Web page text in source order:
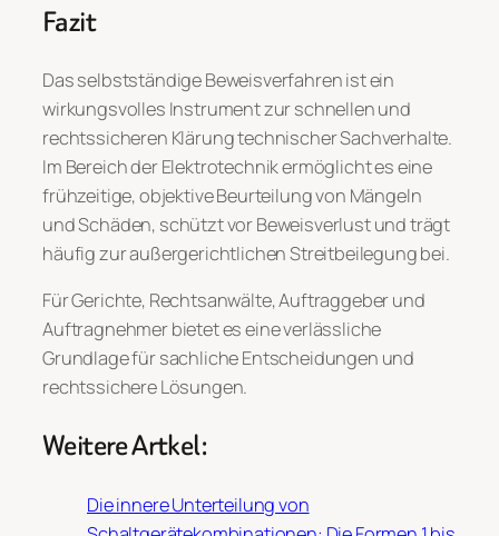
Fazit
Das selbstständige Beweisverfahren ist ein
wirkungsvolles Instrument zur schnellen und
rechtssicheren Klärung technischer Sachverhalte.
Im Bereich der Elektrotechnik ermöglicht es eine
frühzeitige, objektive Beurteilung von Mängeln
und Schäden, schützt vor Beweisverlust und trägt
häufig zur außergerichtlichen Streitbeilegung bei.
Für Gerichte, Rechtsanwälte, Auftraggeber und
Auftragnehmer bietet es eine verlässliche
Grundlage für sachliche Entscheidungen und
rechtssichere Lösungen.
Weitere Artkel:
Die innere Unterteilung von